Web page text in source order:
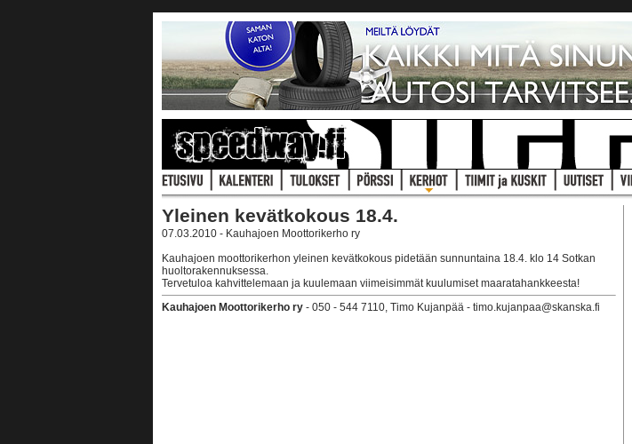
Yleinen kevätkokous 18.4.
07.03.2010 - Kauhajoen Moottorikerho ry
Kauhajoen moottorikerhon yleinen kevätkokous pidetään sunnuntaina 18.4. klo 14 Sotkan
huoltorakennuksessa.
Tervetuloa kahvittelemaan ja kuulemaan viimeisimmät kuulumiset maaratahankkeesta!
Kauhajoen Moottorikerho ry - 050 - 544 7110, Timo Kujanpää - timo.kujanpaa@skanska.fi